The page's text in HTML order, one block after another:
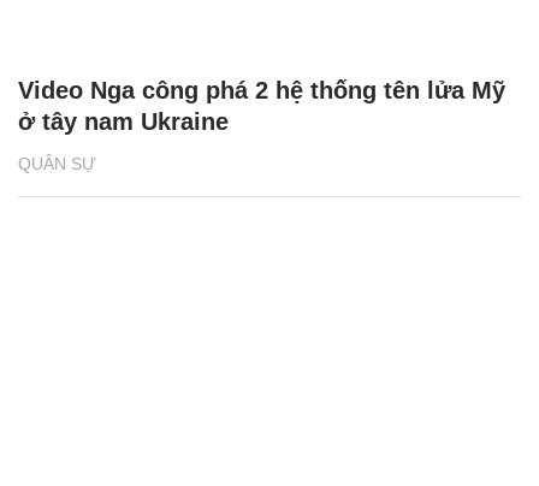
QUÂN SỰ
Video Nga công phá 2 hệ thống tên lửa Mỹ
ở tây nam Ukraine